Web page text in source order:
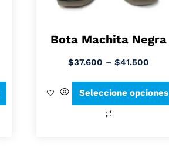
Bota Machita Negra
$37.600 – $41.500
Seleccione opciones